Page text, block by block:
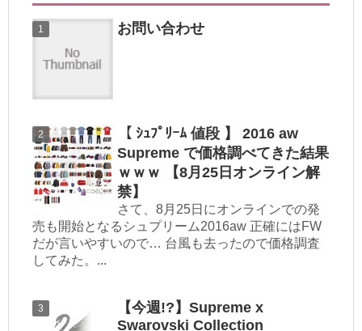
お問い合わせ
【 ｼｭﾌﾟﾘｰﾑ 値段 】 2016 aw
Supreme で価格調べてきた結果
ｗｗｗ 【8月25日オンライン解
禁】
さて、8月25日にオンラインでの発
売も開始となるシュプリーム2016aw 正確にはFW
だが言いやすいので… 台風も去ったので価格調査
してみた。...
【今週!?】Supreme x
Swarovski Collection